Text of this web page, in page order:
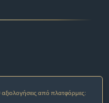
από πλατφόρμες: